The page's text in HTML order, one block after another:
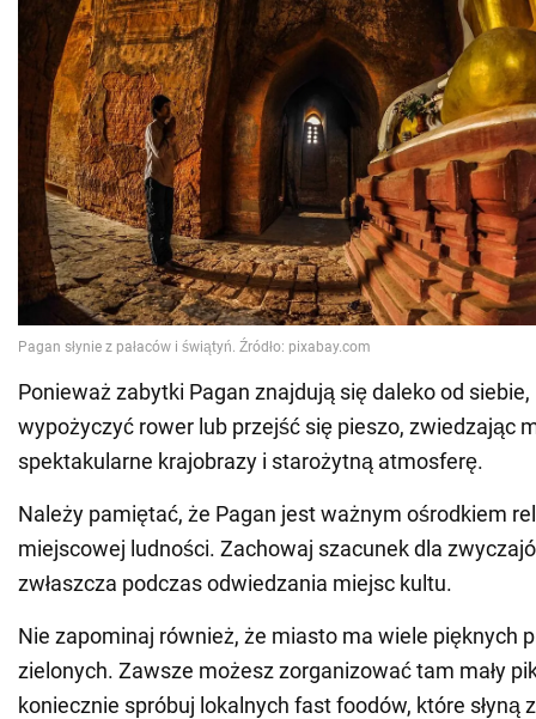
Ponieważ zabytki Pagan znajdują się daleko od
wypożyczyć rower lub przejść się pieszo, zwiedzając
spektakularne krajobrazy i starożytną atmosferę.
Należy pamiętać, że Pagan jest ważnym ośrodkiem
miejscowej ludności. Zachowaj szacunek dla
zwłaszcza podczas odwiedzania miejsc kultu.
Nie zapominaj również, że miasto ma wiele pięknych
zielonych. Zawsze możesz zorganizować tam mały
koniecznie spróbuj lokalnych fast foodów, które słyną